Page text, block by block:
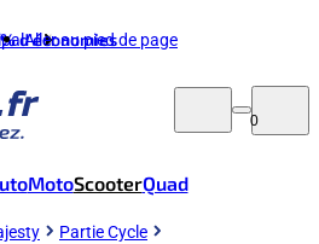
Aller au pied de page
d'économies
0
MotoScooterQuad
Partie Cycle